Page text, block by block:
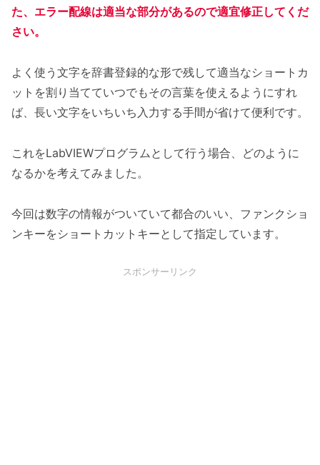
た、エラー配線は適当な部分があるので適宜修正してくだ
さい。
よく使う文字を辞書登録的な形で残して適当なショートカ
ットを割り当てていつでもその言葉を使えるようにすれ
ば、長い文字をいちいち入力する手間が省けて便利です。
これをLabVIEWプログラムとして行う場合、どのように
なるかを考えてみました。
今回は数字の情報がついていて都合のいい、ファンクショ
ンキーをショートカットキーとして指定しています。
スポンサーリンク